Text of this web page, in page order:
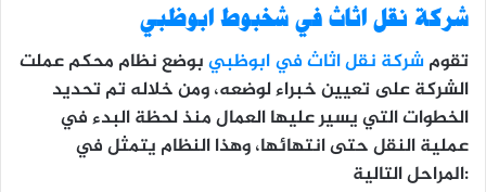
شركة نقل اثاث في شخبوط ابوظبي
تقومشركة نقل اثاث في ابوظبيبوضع نظام محكم عملت
الشركة على تعيين خبراء لوضعه، ومن خلاله تم تحديد
الخطوات التي يسير عليها العمال منذ لحظة البدء في
عملية النقل حتى انتهائها، وهذا النظام يتمثل في
المراحل التالية: